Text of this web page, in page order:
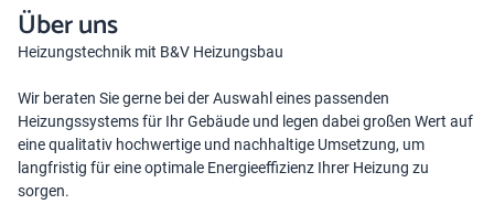
Über uns
Heizungstechnik mit B&V Heizungsbau
Wir beraten Sie gerne bei der Auswahl eines passenden
Heizungssystems für Ihr Gebäude und legen dabei großen Wert auf
eine qualitativ hochwertige und nachhaltige Umsetzung, um
langfristig für eine optimale Energieeffizienz Ihrer Heizung zu
sorgen.